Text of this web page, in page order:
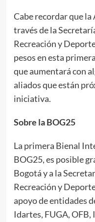
Cabe recordar que
través de la
Recreación y
pesos en esta
que aumentará con
aliados que están
iniciativa.
Sobre la BOG25
La primera Bienal
BOG25, es posible
Bogotá y a la
Recreación y
apoyo de entidades
Idartes, FUGA,